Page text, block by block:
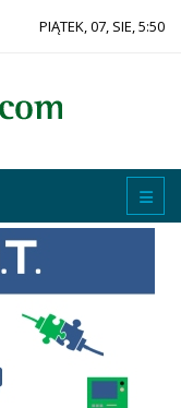
PIĄTEK, 07, SIE, 5:50